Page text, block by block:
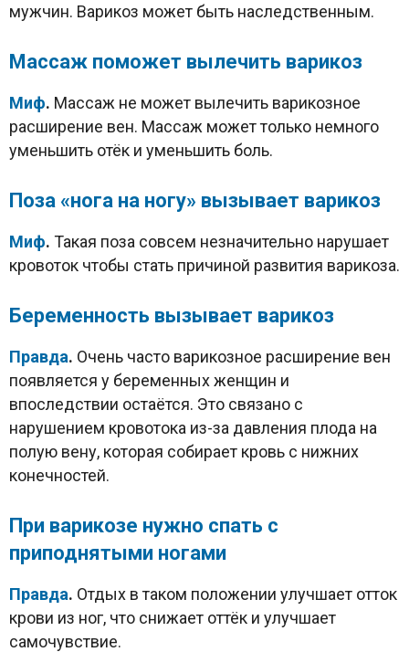
мужчин. Варикоз может быть наследственным.
Массаж поможет вылечить варикоз
Миф. Массаж не может вылечить варикозное
расширение вен. Массаж может только немного
уменьшить отёк и уменьшить боль.
Поза «нога на ногу» вызывает варикоз
Миф. Такая поза совсем незначительно нарушает
кровоток чтобы стать причиной развития варикоза.
Беременность вызывает варикоз
Правда. Очень часто варикозное расширение вен
появляется у беременных женщин и
впоследствии остаётся. Это связано с
нарушением кровотока из-за давления плода на
полую вену, которая собирает кровь с нижних
конечностей.
При варикозе нужно спать с
приподнятыми ногами
Правда. Отдых в таком положении улучшает отток
крови из ног, что снижает оттёк и улучшает
самочувствие.